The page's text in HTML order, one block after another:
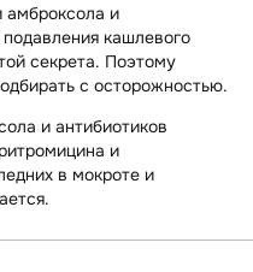
и
кашлевого
секрета. Поэтому
с осторожностью.
и антибиотиков
и
в мокроте и